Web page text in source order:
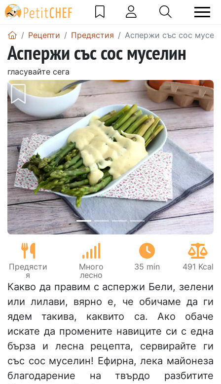
Рецепти Предястия Аспержи със сос
Аспержи със сос муселин
гласувайте сега
Предишен
Предясти
я
Много
лесно
35 min 491 Kcal
Какво да правим с аспержи Бели, зелени
или лилави, вярно е, че обичаме да ги
ядем такива, каквито са. Ако обаче
искате да промените навиците си с една
бърза и лесна рецепта, сервирайте ги
със сос муселин! Ефирна, лека майонеза
благодарение на твърдо разбитите